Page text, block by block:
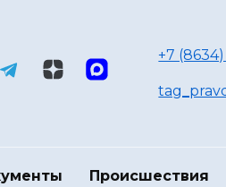
+7 (8634)
Происшествия